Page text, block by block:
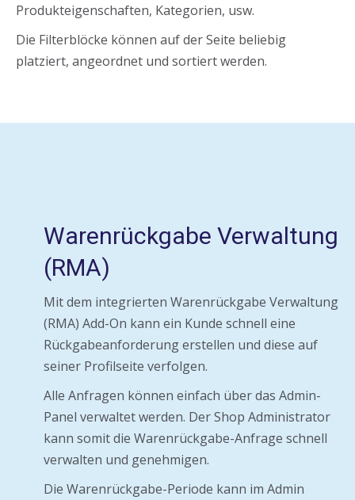
Produkteigenschaften, Kategorien, usw.
Die Filterblöcke können auf der Seite beliebig
platziert, angeordnet und sortiert werden.
Warenrückgabe Verwaltung
(RMA)
Mit dem integrierten Warenrückgabe Verwaltung
(RMA) Add-On kann ein Kunde schnell eine
Rückgabeanforderung erstellen und diese auf
seiner Profilseite verfolgen.
Alle Anfragen können einfach über das Admin-
Panel verwaltet werden. Der Shop Administrator
kann somit die Warenrückgabe-Anfrage schnell
verwalten und genehmigen.
Die Warenrückgabe-Periode kann im Admin